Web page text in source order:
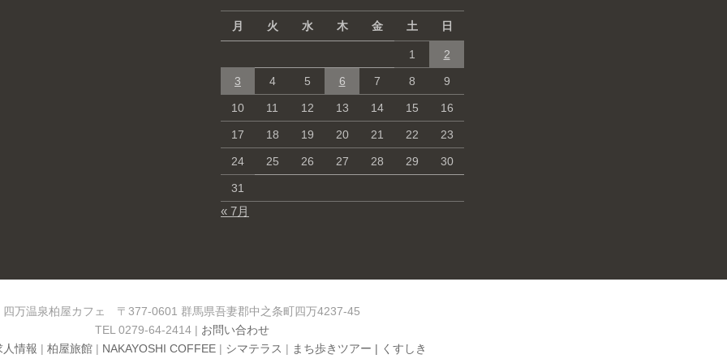
月 火 水 木 金 土 日
1 2
3 4 5 6 7 8 9
10 11 12 13 14 15 16
17 18 19 20 21 22 23
24 25 26 27 28 29 30
31
« 7月
四万温泉柏屋カフェ 〒377-0601 群馬県吾妻郡中之条町四万4237-45
TEL 0279-64-2414 | お問い合わせ
人情報 | 柏屋旅館 | NAKAYOSHI COFFEE | シマテラス | まち歩きツアー | くすしき